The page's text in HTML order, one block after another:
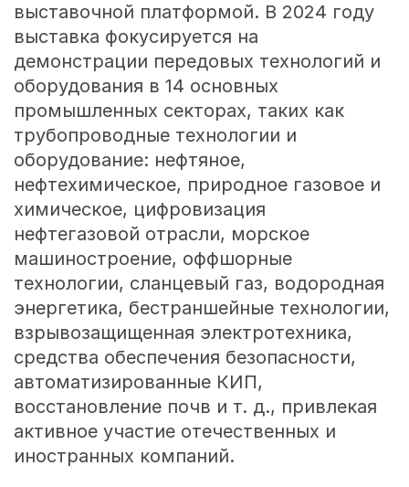
выставочной платформой. В 2024 году
выставка фокусируется на
демонстрации передовых технологий и
оборудования в 14 основных
промышленных секторах, таких как
трубопроводные технологии и
оборудование: нефтяное,
нефтехимическое, природное газовое и
химическое, цифровизация
нефтегазовой отрасли, морское
машиностроение, оффшорные
технологии, сланцевый газ, водородная
энергетика, бестраншейные технологии,
взрывозащищенная электротехника,
средства обеспечения безопасности,
автоматизированные КИП,
восстановление почв и т. д., привлекая
активное участие отечественных и
иностранных компаний.